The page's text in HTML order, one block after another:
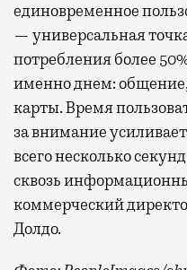
единовременное
— универсальная
потребления более
именно днем:
карты. Время
за внимание
всего несколько
сквозь
коммерческий
Долдо.